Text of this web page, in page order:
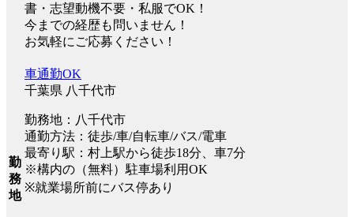
書・志望動機不要・私服でOK！
今までの経歴も問いません！
お気軽にご応募ください！
勤
務
地
車通勤OK
千葉県 八千代市
勤務地：八千代市
通勤方法：徒歩/車/自転車/バス/電車
最寄り駅：村上駅から徒歩18分、車7分
※構内の（無料）駐車場利用OK
※就業場所前にバス停あり